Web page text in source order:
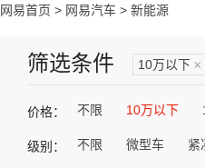
网易首页 > 网易汽车 > 新能源
筛选条件 10万以下 ×
价格： 不限 10万以下
级别： 不限 微型车 紧